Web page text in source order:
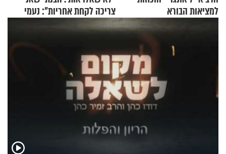
למציאות הבורא
צריכה לקחת אחריות": נעמי
בנט בריאיון אישי